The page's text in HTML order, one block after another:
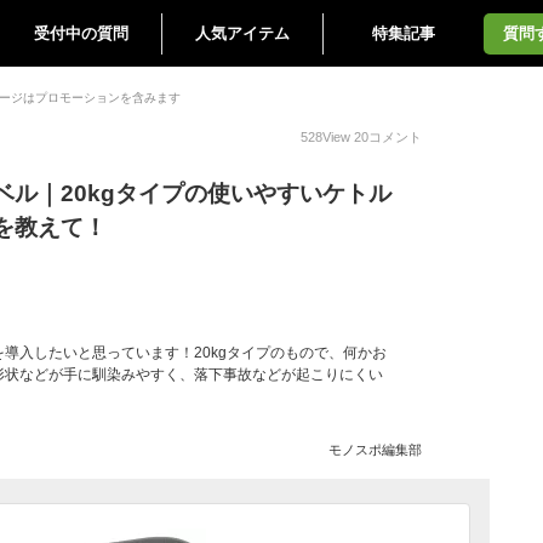
受付中の質問 人気アイテム 特集記事 質問
ジはプロモーションを含みます
528View 20コメント
ル｜20kgタイプの使いやすいケトル
教えて！
入したいと思っています！20kgタイプのもので、何かお
などが手に馴染みやすく、落下事故などが起こりにくい
モノスポ編集部